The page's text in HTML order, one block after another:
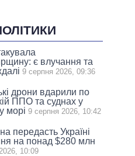
є влучання та
9 серпня 2026, 09:36
дрони вдарили по
ППО та суднах у
морі 9 серпня 2026, 10:42
передасть Україні
на понад $280 млн
10:09